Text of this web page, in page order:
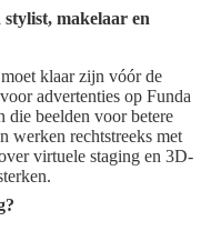
makelaar en
klaar zijn vóór de
advertenties op Funda
die beelden voor betere
werken rechtstreeks met
virtuele staging en 3D-